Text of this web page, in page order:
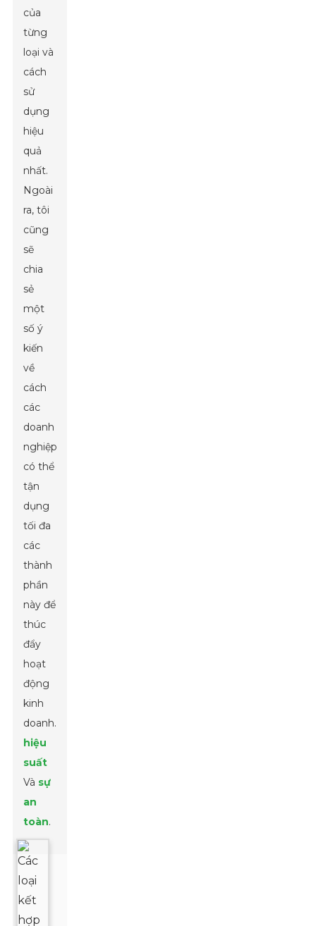
của
từng
loại và
cách
sử
dụng
hiệu
quả
nhất.
Ngoài
ra, tôi
cũng
sẽ
chia
sẻ
một
số ý
kiến ​​
về
cách
các
doanh
nghiệp
có thể
tận
dụng
tối đa
các
thành
phần
này để
thúc
đẩy
hoạt
động
kinh
doanh.
hiệu
suất
Và sự
an
toàn.